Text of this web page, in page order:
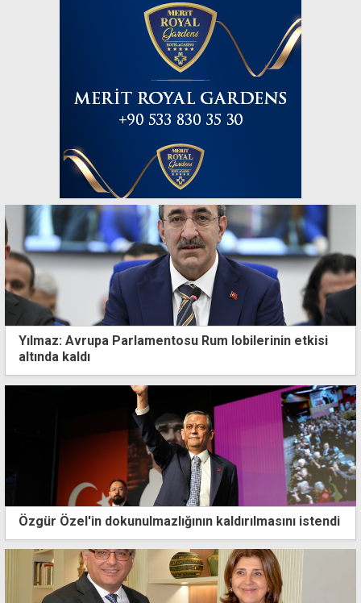
Yılmaz: Avrupa Parlamentosu Rum lobilerinin etkisi
altında kaldı
Özgür Özel'in dokunulmazlığının kaldırılmasını istendi